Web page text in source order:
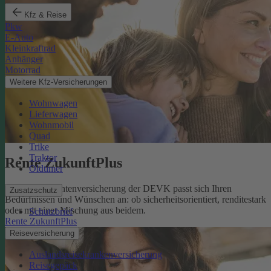
Kfz & Reise
Pkw
E-Auto
Kleinkraftrad
Anhänger
Motorrad
Weitere Kfz-Versicherungen
Wohnwagen
Lieferwagen
Wohnmobil
Quad
Trike
Traktor
Oldtimer
Zusatzschutz
Schutzbrief
Reiseversicherung
Auslandsreisekrankenversicherung
Reisegepäck
Rente ZukunftPlus
Die private Rentenversicherung der DEVK passt sich Ihren
Bedürfnissen und Wünschen an: ob sicherheitsorientiert, renditestark
oder mit einer Mischung aus beidem.
Rente ZukunftPlus